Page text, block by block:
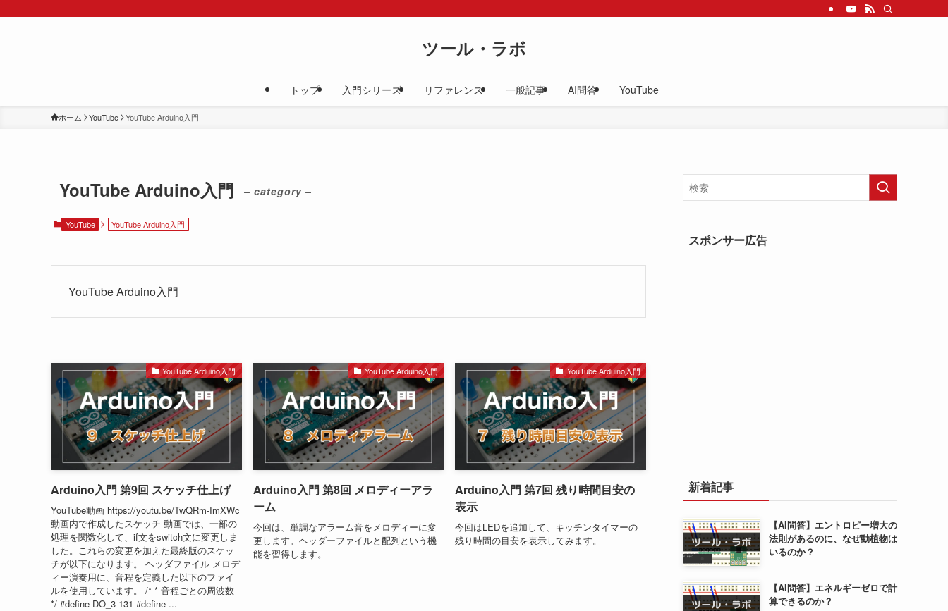
ツール・ラボ
トップ 入門シリーズ リファレンス 一般記事 AI問答 YouTube
ホーム YouTube YouTube Arduino入門
YouTube Arduino入門 – category –
YouTube YouTube Arduino入門
YouTube Arduino入門
YouTube Arduino入門
Arduino入門 第9回 スケッチ仕上げ
YouTube動画 https://youtu.be/TwQRm-ImXWc
動画内で作成したスケッチ 動画では、一部の
処理を関数化して、if文をswitch文に変更しま
した。これらの変更を加えた最終版のスケッ
チが以下になります。 ヘッダファイル メロデ
ィー演奏用に、音程を定義した以下のファイ
ルを使用しています。 /* * 音程ごとの周波数
*/ #define DO_3 131 #define ...
YouTube Arduino入門
Arduino入門 第8回 メロディーアラ
ーム
今回は、単調なアラーム音をメロディーに変
更します。ヘッダーファイルと配列という機
能を習得します。
YouTube Arduino入門
Arduino入門 第7回 残り時間目安の
表示
今回はLEDを追加して、キッチンタイマーの
残り時間の目安を表示してみます。
スポンサー広告
新着記事
【AI問答】エントロピー増大の
法則があるのに、なぜ動植物は
いるのか？
【AI問答】エネルギーゼロで計
算できるのか？